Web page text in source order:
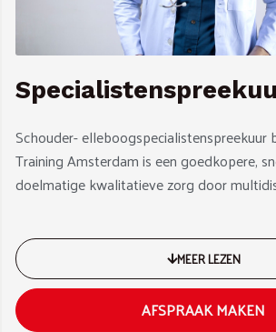
Schouder- elleboogspecialistenspreekuur
Training Amsterdam is een goedkopere,
doelmatige kwalitatieve zorg door
MEER LEZEN
AFSPRAAK MAKEN